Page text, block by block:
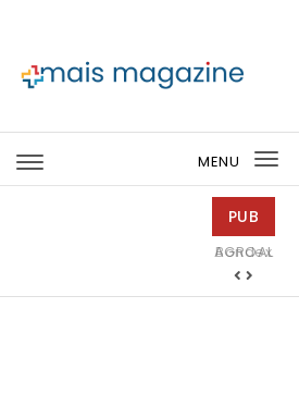
MENU
PUB
Bondex